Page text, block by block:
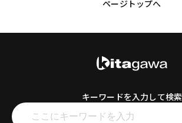
ページトップへ
キーワードを入力して検索